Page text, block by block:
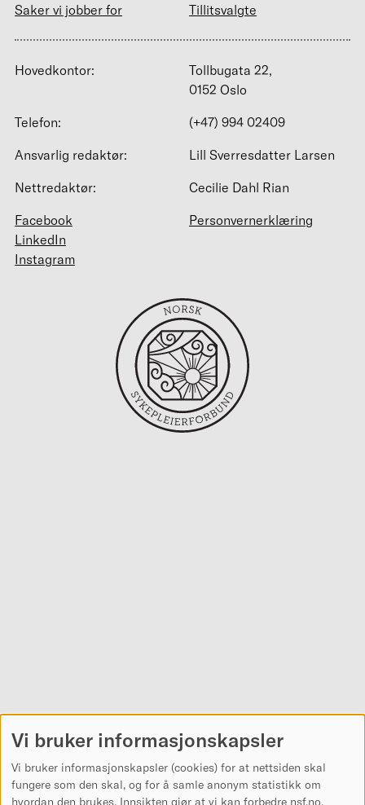
Saker vi jobber for
Tillitsvalgte
Hovedkontor:
Tollbugata 22,
0152 Oslo
Telefon:
(+47) 994 02409
Ansvarlig redaktør:
Lill Sverresdatter Larsen
Nettredaktør:
Cecilie Dahl Rian
Facebook
LinkedIn
Instagram
Personvernerklæring
Vi bruker informasjonskapsler
Vi bruker informasjonskapsler (cookies) for at nettsiden skal
fungere som den skal, og for å samle anonym statistikk om
hvordan den brukes. Innsikten gjør at vi kan forbedre nsf.no.